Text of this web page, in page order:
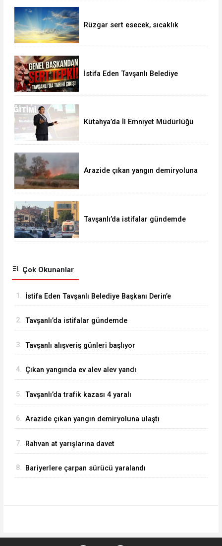
Rüzgar sert esecek, sıcaklık
İstifa Eden Tavşanlı Belediye
Kütahya’da İl Emniyet Müdürlüğü
Arazide çıkan yangın demiryoluna
Tavşanlı’da istifalar gündemde
Çok Okunanlar
1. İstifa Eden Tavşanlı Belediye Başkanı Derin’e
2. Tavşanlı’da istifalar gündemde
3. Tavşanlı alışveriş günleri başlıyor
4. Çıkan yangında ev alev alev yandı
5. Tavşanlı’da trafik kazası 4 yaralı
6. Arazide çıkan yangın demiryoluna ulaştı
7. Rahvan at yarışlarına davet
8. Bariyerlere çarpan sürücü yaralandı